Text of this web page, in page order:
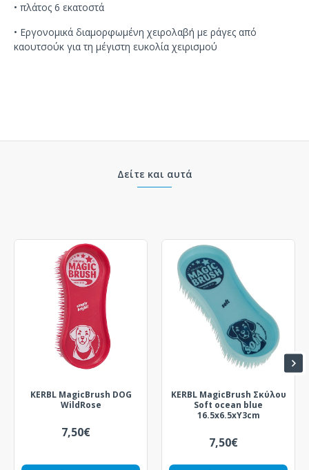
• πλάτος 6 εκατοστά
• Εργονομικά διαμορφωμένη χειρολαβή με ράγες από
καουτσούκ για τη μέγιστη ευκολία χειρισμού
Δείτε και αυτά
KERBL MagicBrush DOG
WildRose
7,50€
KERBL MagicBrush Σκύλου
Soft ocean blue
16.5x6.5xY3cm
7,50€